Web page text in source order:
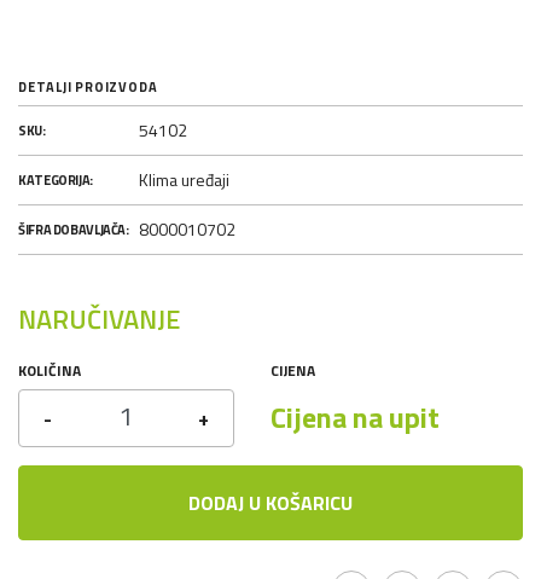
DETALJI PROIZVODA
SKU: 54102
KATEGORIJA: Klima uređaji
ŠIFRA DOBAVLJAČA: 8000010702
NARUČIVANJE
KOLIČINA
- +
CIJENA
Cijena na upit
DODAJ U KOŠARICU